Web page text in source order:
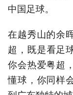
中国足球。
在越秀山的余
超，既是看足
你会热爱粤超
懂球，你同样